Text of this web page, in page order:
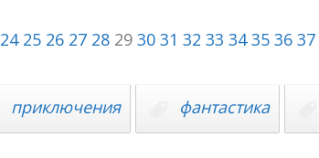
24 25 26 27 28 29 30 31 32 33 34 35 36 37
приключения фантастика